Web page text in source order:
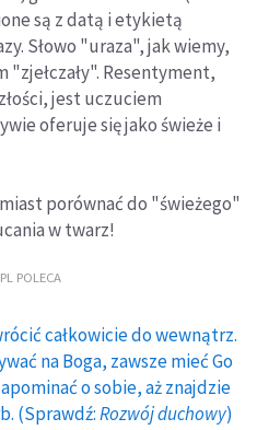
są z datą i etykietą
Słowo "uraza", jak wiemy,
"zjełczały". Resentyment,
jest uczuciem
oferuje się jako świeże i
porównać do "świeżego"
w twarz!
POLECA
całkowicie do wewnątrz.
na Boga, zawsze mieć Go
o sobie, aż znajdzie
(Sprawdź:Rozwój duchowy)